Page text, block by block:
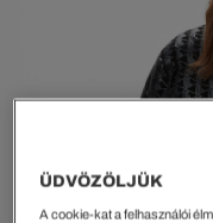
ÜDVÖZÖLJÜK
A cookie-kat a felhasználói